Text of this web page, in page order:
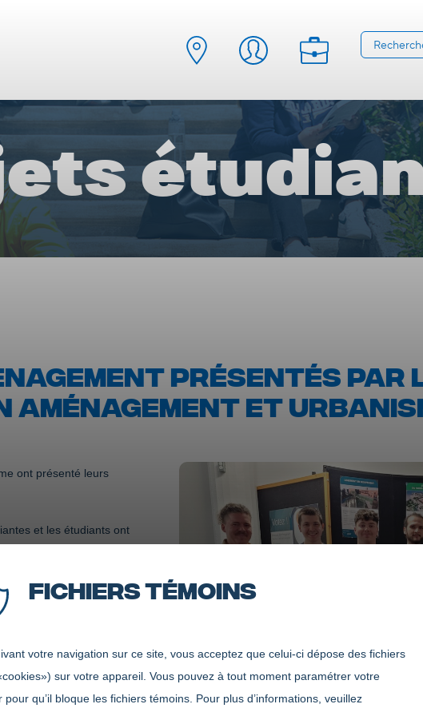
Fichiers témoins
votre navigation sur ce site, vous acceptez que celui-ci dépose des fichiers
sur votre appareil. Vous pouvez à tout moment paramétrer votre
pour qu’il bloque les fichiers témoins. Pour plus d’informations, veuillez
PRÉSENTÉS PAR
AMÉNAGEMENT ET
ont présenté leurs
et les étudiants ont
années de formation ont
deux prix ont été
depuis maintenant cinq